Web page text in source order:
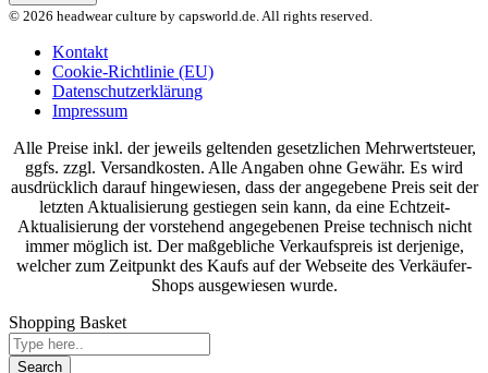
© 2026 headwear culture by capsworld.de. All rights reserved.
Kontakt
Cookie-Richtlinie (EU)
Datenschutzerklärung
Impressum
Alle Preise inkl. der jeweils geltenden gesetzlichen Mehrwertsteuer,
ggfs. zzgl. Versandkosten. Alle Angaben ohne Gewähr. Es wird
ausdrücklich darauf hingewiesen, dass der angegebene Preis seit der
letzten Aktualisierung gestiegen sein kann, da eine Echtzeit-
Aktualisierung der vorstehend angegebenen Preise technisch nicht
immer möglich ist. Der maßgebliche Verkaufspreis ist derjenige,
welcher zum Zeitpunkt des Kaufs auf der Webseite des Verkäufer-
Shops ausgewiesen wurde.
Shopping Basket